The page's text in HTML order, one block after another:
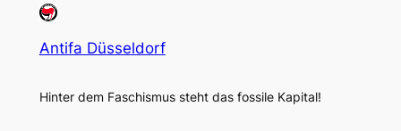
Antifa Düsseldorf
Hinter dem Faschismus steht das fossile Kapital!